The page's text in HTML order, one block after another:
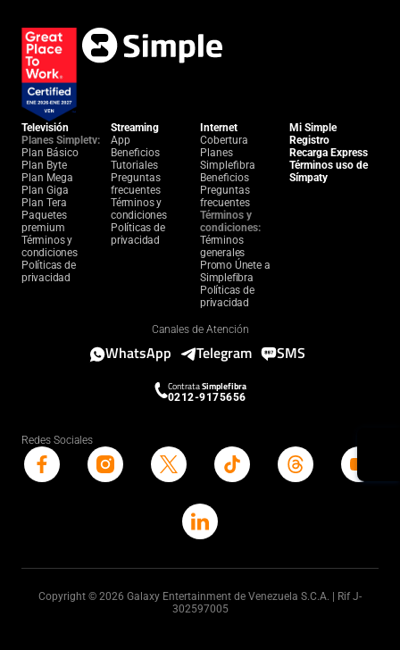
Televisión
Planes Simpletv:
Plan Básico
Plan Byte
Plan Mega
Plan Giga
Plan Tera
Paquetes
premium
Términos y
condiciones
Políticas de
privacidad
Streaming
App
Beneficios
Tutoriales
Preguntas
frecuentes
Términos y
condiciones
Políticas de
privacidad
Internet
Cobertura
Planes
Simplefibra
Beneficios
Preguntas
frecuentes
Términos y
condiciones:
Términos
generales
Promo Únete a
Simplefibra
Políticas de
privacidad
Mi Simple
Registro
Recarga Express
Términos uso de
Símpaty
Canales de Atención
WhatsApp Telegram SMS
ContrataSimplefibra
0212-9175656
Redes Sociales
Copyright © 2026 Galaxy Entertainment de Venezuela S.C.A. | Rif J-
302597005